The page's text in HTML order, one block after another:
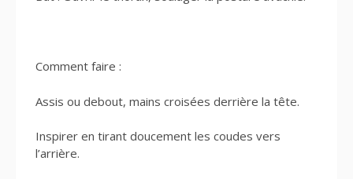
Comment faire :
Assis ou debout, mains croisées derrière la tête.
Inspirer en tirant doucement les coudes vers
l’arrière.